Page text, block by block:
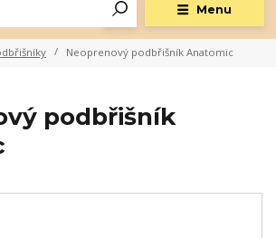
Menu
Neoprenový podbřišník Anatomic
podbřišník